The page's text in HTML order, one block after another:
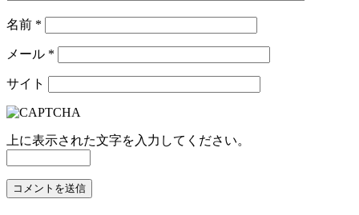
名前 *
メール *
サイト
上に表示された文字を入力してください。